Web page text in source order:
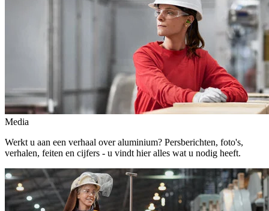
Media
Werkt u aan een verhaal over aluminium? Persberichten, foto's,
verhalen, feiten en cijfers - u vindt hier alles wat u nodig heeft.